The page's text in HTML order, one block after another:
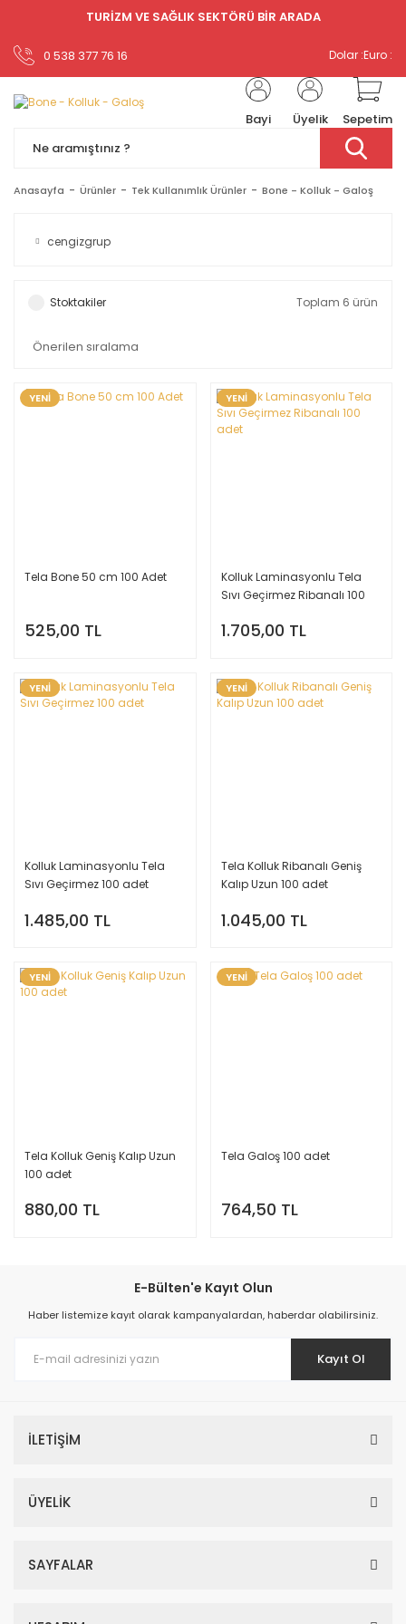
0 538 377 76 16
TURİZM VE SAĞLIK SEKTÖRÜ BİR ARADA
Dolar :Euro :
Bayi Üyelik Sepetim
Anasayfa Ürünler Tek Kullanımlık Ürünler Bone - Kolluk - Galoş
cengizgrup
Stoktakiler Toplam 6 ürün
YENİ
Tela Bone 50 cm 100 Adet
525,00 TL
YENİ
Kolluk Laminasyonlu Tela
Sıvı Geçirmez Ribanalı 100
1.705,00 TL
YENİ
Kolluk Laminasyonlu Tela
Sıvı Geçirmez 100 adet
1.485,00 TL
YENİ
Tela Kolluk Ribanalı Geniş
Kalıp Uzun 100 adet
1.045,00 TL
YENİ
Tela Kolluk Geniş Kalıp Uzun
100 adet
880,00 TL
YENİ
Tela Galoş 100 adet
764,50 TL
E-Bülten'e Kayıt Olun
Haber listemize kayıt olarak kampanyalardan, haberdar olabilirsiniz.
Kayıt Ol
İLETİŞİM
ÜYELİK
SAYFALAR